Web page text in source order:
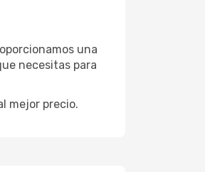
una
necesitas para
mejor precio.